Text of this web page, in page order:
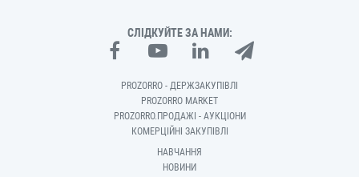
СЛІДКУЙТЕ ЗА НАМИ:
PROZORRO - ДЕРЖЗАКУПІВЛІ
PROZORRO MARKET
PROZORRO.ПРОДАЖІ - АУКЦІОНИ
КОМЕРЦІЙНІ ЗАКУПІВЛІ
НАВЧАННЯ
НОВИНИ